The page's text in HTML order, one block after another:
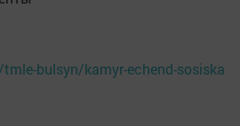
bulsyn/kamyr-echend-sosiska